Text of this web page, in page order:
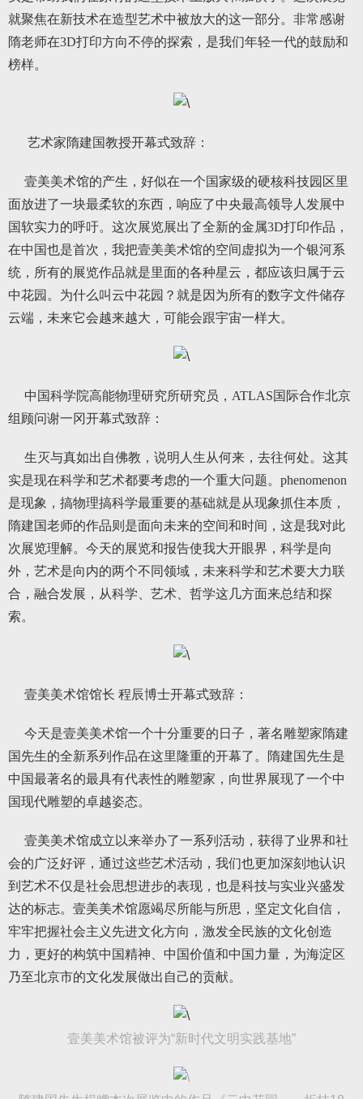
就聚焦在新技术在造型艺术中被放大的这一部分。非常感谢
隋老师在3D打印方向不停的探索，是我们年轻一代的鼓励和
榜样。
艺术家隋建国教授开幕式致辞：
壹美美术馆的产生，好似在一个国家级的硬核科技园区里
面放进了一块最柔软的东西，响应了中央最高领导人发展中
国软实力的呼吁。这次展览展出了全新的金属3D打印作品，
在中国也是首次，我把壹美美术馆的空间虚拟为一个银河系
统，所有的展览作品就是里面的各种星云，都应该归属于云
中花园。为什么叫云中花园？就是因为所有的数字文件储存
云端，未来它会越来越大，可能会跟宇宙一样大。
中国科学院高能物理研究所研究员，ATLAS国际合作北京
组顾问谢一冈开幕式致辞：
生灭与真如出自佛教，说明人生从何来，去往何处。这其
实是现在科学和艺术都要考虑的一个重大问题。phenomenon
是现象，搞物理搞科学最重要的基础就是从现象抓住本质，
隋建国老师的作品则是面向未来的空间和时间，这是我对此
次展览理解。今天的展览和报告使我大开眼界，科学是向
外，艺术是向内的两个不同领域，未来科学和艺术要大力联
合，融合发展，从科学、艺术、哲学这几方面来总结和探
索。
壹美美术馆馆长 程辰博士开幕式致辞：
今天是壹美美术馆一个十分重要的日子，著名雕塑家隋建
国先生的全新系列作品在这里隆重的开幕了。隋建国先生是
中国最著名的最具有代表性的雕塑家，向世界展现了一个中
国现代雕塑的卓越姿态。
壹美美术馆成立以来举办了一系列活动，获得了业界和社
会的广泛好评，通过这些艺术活动，我们也更加深刻地认识
到艺术不仅是社会思想进步的表现，也是科技与实业兴盛发
达的标志。壹美美术馆愿竭尽所能与所思，坚定文化自信，
牢牢把握社会主义先进文化方向，激发全民族的文化创造
力，更好的构筑中国精神、中国价值和中国力量，为海淀区
乃至北京市的文化发展做出自己的贡献。
壹美美术馆被评为“新时代文明实践基地”